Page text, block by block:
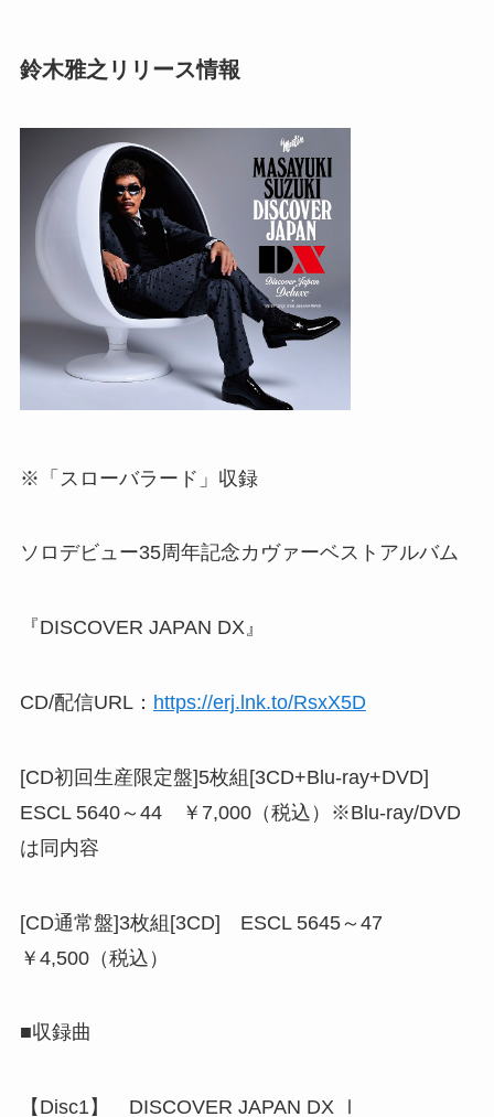
鈴木雅之リリース情報
※「スローバラード」収録
ソロデビュー35周年記念カヴァーベストアルバム
『DISCOVER JAPAN DX』
CD/配信URL： https://erj.lnk.to/RsxX5D
[CD初回生産限定盤]5枚組[3CD+Blu-ray+DVD]
ESCL 5640～44 ￥7,000（税込）※Blu-ray/DVD
は同内容
[CD通常盤]3枚組[3CD] ESCL 5645～47
￥4,500（税込）
■収録曲
【Disc1】 DISCOVER JAPAN DX Ⅰ